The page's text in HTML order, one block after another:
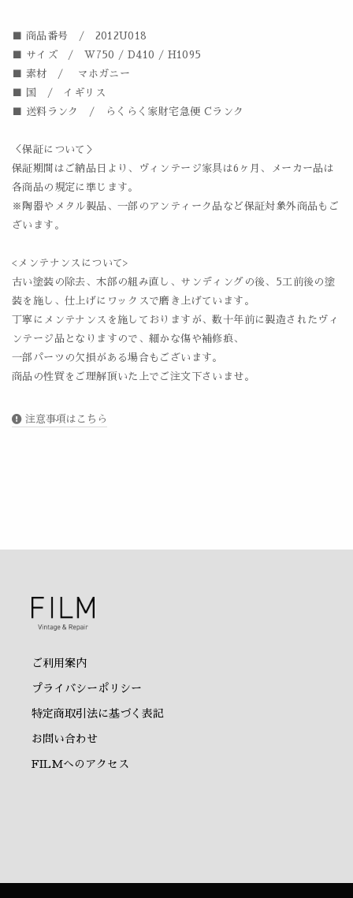
■ 商品番号 / 2012U018
■ サイズ / W750 / D410 / H1095
■ 素材 / マホガニー
■ 国 / イギリス
■ 送料ランク / らくらく家財宅急便 Cランク
＜保証について＞
保証期間はご納品日より、ヴィンテージ家具は6ヶ月、メーカー品は
各商品の規定に準じます。
※陶器やメタル製品、一部のアンティーク品など保証対象外商品もご
ざいます。
<メンテナンスについて>
古い塗装の除去、木部の組み直し、サンディングの後、5工前後の塗
装を施し、仕上げにワックスで磨き上げています。
丁寧にメンテナンスを施しておりますが、数十年前に製造されたヴィ
ンテージ品となりますので、細かな傷や補修痕、
一部パーツの欠損がある場合もございます。
商品の性質をご理解頂いた上でご注文下さいませ。
注意事項はこちら
ご利用案内
プライバシーポリシー
特定商取引法に基づく表記
お問い合わせ
FILMへのアクセス